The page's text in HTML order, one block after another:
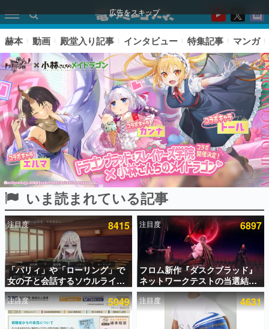
広告をスキップ
ピックアップ
電ファミのいま読まれている記事ランキング
アプリセール情報
インタビュー
連載・特集一覧
赫本 動画 殿堂入り記事 インタビュー 特集記事 マンガ
いま読まれている記事
注目度 8415
「パリィ」や「ローリング」で
女の子と会話するソウルライク
恋愛ゲーム『小早川さんはソウ
ルライク』無料公開。返事に失
敗すると「YOU DIED」
注目度 6897
フロム新作『ダスクブラッド』
ネットワークテストの当選結果
が8月7日22時に発表。応募サイ
トのマイページから確認可能、
テスト実施は8月21日～24日
注目度 5049 注目度 4631